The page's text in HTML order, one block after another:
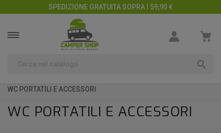
SPEDIZIONE GRATUITA SOPRA I 59,90 €

WC PORTATILI E ACCESSORI
WC PORTATILI E ACCESSORI